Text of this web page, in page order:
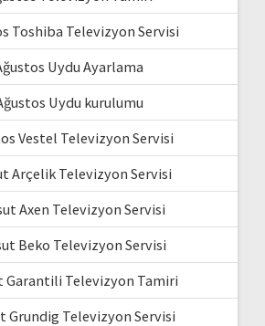
Toshiba Televizyon Servisi
Uydu Ayarlama
Uydu kurulumu
Vestel Televizyon Servisi
Arçelik Televizyon Servisi
Axen Televizyon Servisi
Beko Televizyon Servisi
Garantili Televizyon Tamiri
Grundig Televizyon Servisi